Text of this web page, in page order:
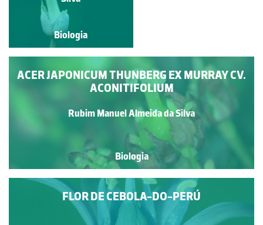
Biologia
ACER JAPONICUM THUNBERG EX MURRAY CV.
ACONITIFOLIUM
Rubim Manuel Almeida da Silva
Biologia
FLOR DE CEBOLA-DO-PERÚ
Biologia